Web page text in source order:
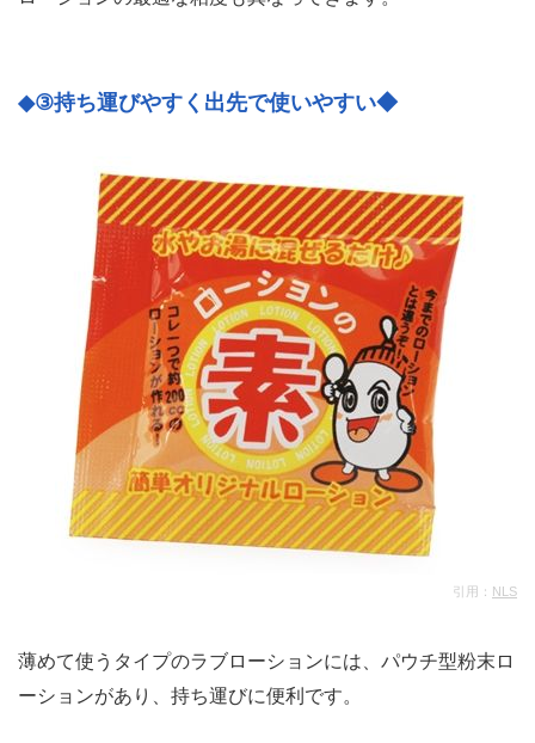
◆③持ち運びやすく出先で使いやすい◆
引用： NLS
薄めて使うタイプのラブローションには、パウチ型粉末ロ
ーションがあり、持ち運びに便利です。